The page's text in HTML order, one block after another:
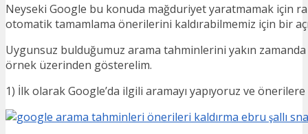
Neyseki Google bu konuda mağduriyet yaratmamak için
otomatik tamamlama önerilerini kaldırabilmemiz için bir
Uygunsuz bulduğumuz arama tahminlerini yakın
örnek üzerinden gösterelim.
1) İlk olarak Google’da ilgili aramayı yapıyoruz ve